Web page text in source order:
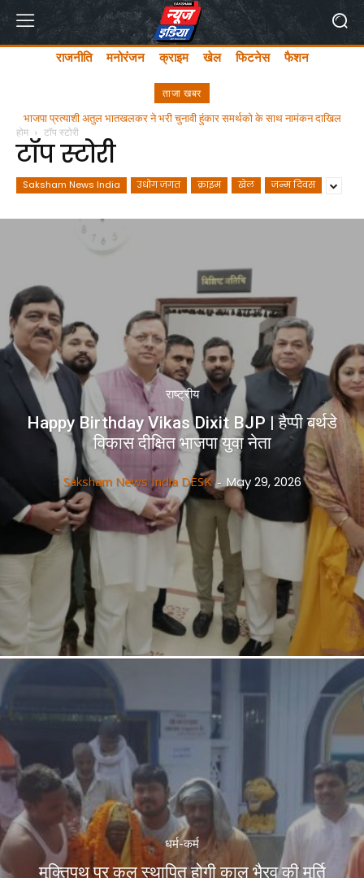
राजनीति मनोरंजन क्राइम खेल फिटनेस फैशन
ताजा खबर
भाजपा प्रत्याशी अतुल भातखलकर ने भरी चुनावी हुंकार समर्थको के साथ नामंकन दाखिल
ghgfhfghfghgfhgfhf
होम टॉप स्टोरी
टॉप स्टोरी
Saksham News India उधोग जगत क्राइम खेल जन्म दिवस
राष्ट्रीय
Happy Birthday Vikas Dixit BJP | हैप्पी बर्थडे
विकास दीक्षित भाजपा युवा नेता
Saksham News India DESK - May 29, 2026
धर्म-कर्म
मुक्तिपथ पर कल स्थापित होगी काल भैरव की मूर्ति